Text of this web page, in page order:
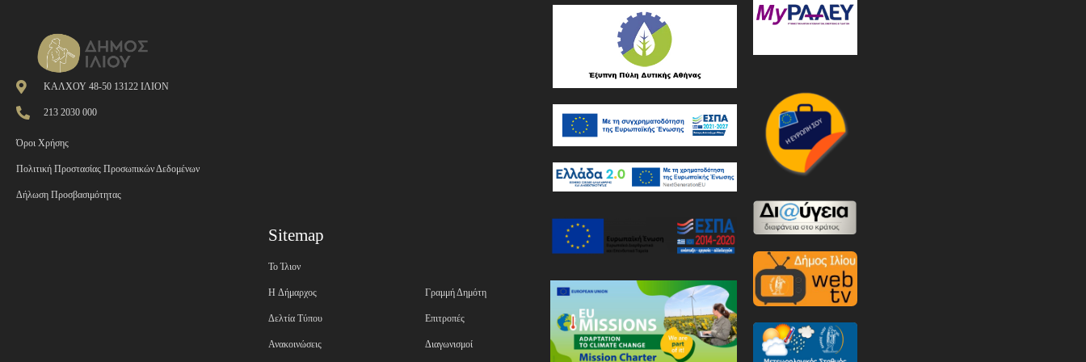
ΚΑΛΧΟΥ 48-50 13122 ΙΛΙΟΝ
213 2030 000
Όροι Χρήσης
Πολιτική Προστασίας Προσωπικών Δεδομένων
Δήλωση Προσβασιμότητας
Sitemap
Το Ίλιον
H Δήμαρχος
Δελτία Τύπου
Ανακοινώσεις
Γραμμή Δημότη
Επιτροπές
Διαγωνισμοί